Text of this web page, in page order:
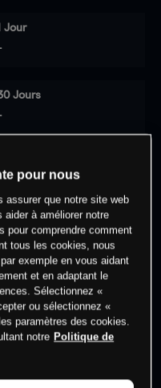
Jour
Jours
position à
trader
Log into see latest
pour nous
assurer que notre site web
aider à améliorer notre
pour comprendre comment
tous les cookies, nous
exemple en vous aidant
et en adaptant le
Sélectionnez «
ou sélectionnez «
paramètres des cookies.
notre Politique de